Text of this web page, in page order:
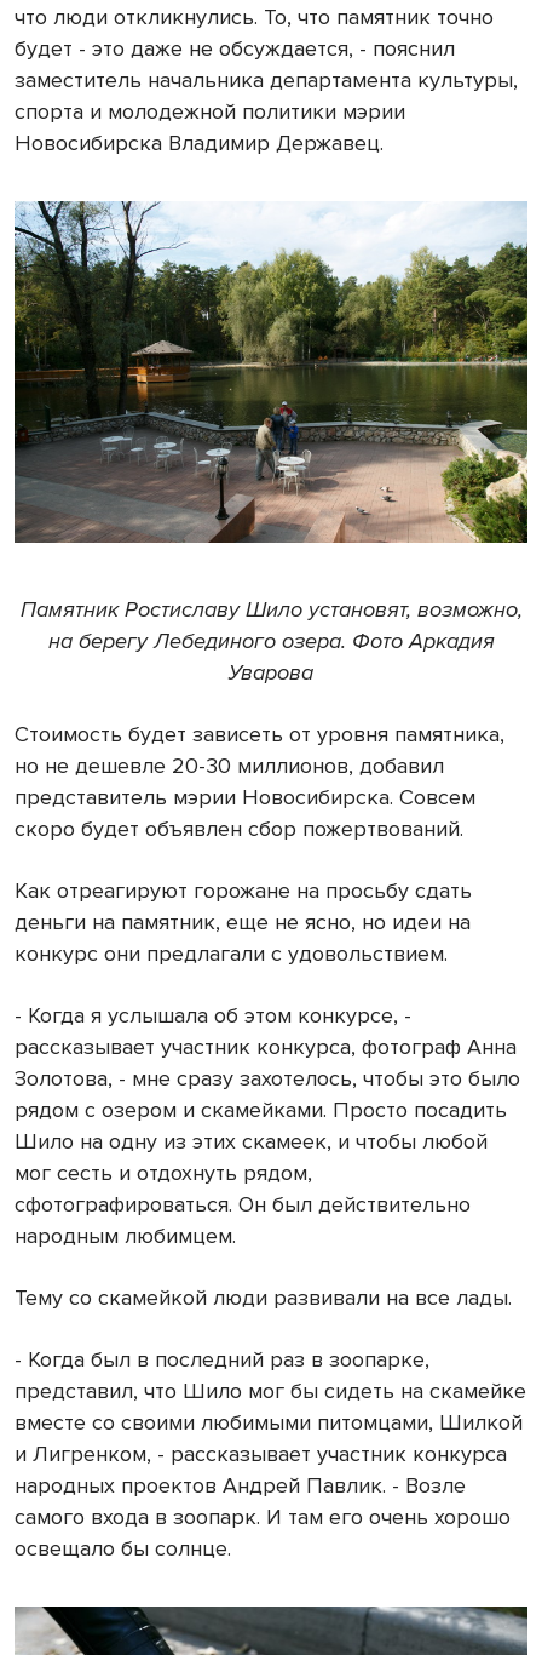
что люди откликнулись. То, что памятник точно
будет - это даже не обсуждается, - пояснил
заместитель начальника департамента культуры,
спорта и молодежной политики мэрии
Новосибирска Владимир Державец.
Памятник Ростиславу Шило установят, возможно,
на берегу Лебединого озера. Фото Аркадия
Уварова
Стоимость будет зависеть от уровня памятника,
но не дешевле 20-30 миллионов, добавил
представитель мэрии Новосибирска. Совсем
скоро будет объявлен сбор пожертвований.
Как отреагируют горожане на просьбу сдать
деньги на памятник, еще не ясно, но идеи на
конкурс они предлагали с удовольствием.
- Когда я услышала об этом конкурсе, -
рассказывает участник конкурса, фотограф Анна
Золотова, - мне сразу захотелось, чтобы это было
рядом с озером и скамейками. Просто посадить
Шило на одну из этих скамеек, и чтобы любой
мог сесть и отдохнуть рядом,
сфотографироваться. Он был действительно
народным любимцем.
Тему со скамейкой люди развивали на все лады.
- Когда был в последний раз в зоопарке,
представил, что Шило мог бы сидеть на скамейке
вместе со своими любимыми питомцами, Шилкой
и Лигренком, - рассказывает участник конкурса
народных проектов Андрей Павлик. - Возле
самого входа в зоопарк. И там его очень хорошо
освещало бы солнце.